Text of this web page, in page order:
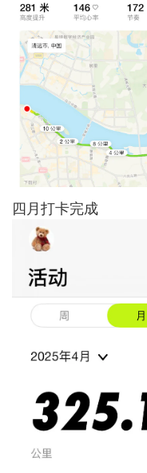
四月打卡完成